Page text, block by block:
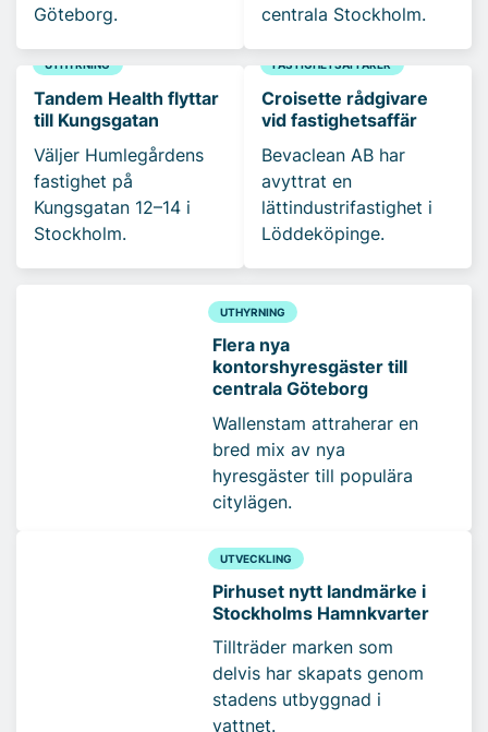
Göteborg.
centrala Stockholm.
UTHYRNING
Tandem Health flyttar
till Kungsgatan
Väljer Humlegårdens
fastighet på
Kungsgatan 12–14 i
Stockholm.
FASTIGHETSAFFÄRER
Croisette rådgivare
vid fastighetsaffär
Bevaclean AB har
avyttrat en
lättindustrifastighet i
Löddeköpinge.
UTHYRNING
Flera nya
kontorshyresgäster till
centrala Göteborg
Wallenstam attraherar en
bred mix av nya
hyresgäster till populära
citylägen.
UTVECKLING
Pirhuset nytt landmärke i
Stockholms Hamnkvarter
Tillträder marken som
delvis har skapats genom
stadens utbyggnad i
vattnet.